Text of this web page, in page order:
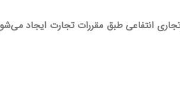
انتفاعی طبق مقررات تجارت ایجاد